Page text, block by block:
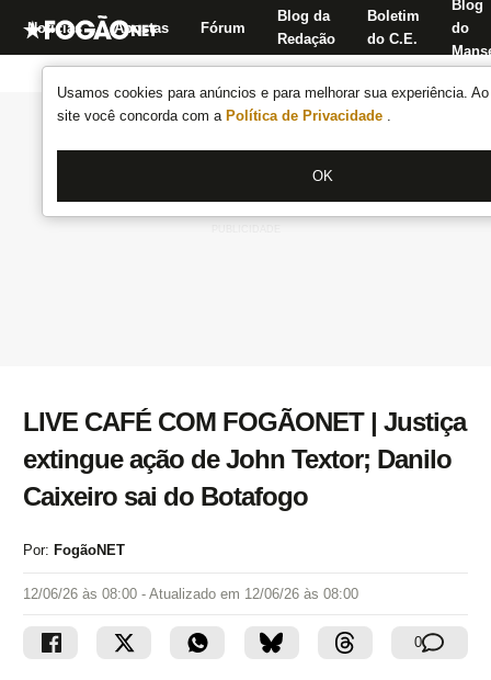
Usamos cookies para anúncios e para melhorar sua experiência.
site você concorda com a Política de Privacidade .
OK
Notícias Apostas Fórum
Blog da
Redação
Boletim
do C.E.
Blog
do
LIVE CAFÉ COM FOGÃONET | Justiça
extingue ação de John Textor; Danilo
Caixeiro sai do Botafogo
Por: FogãoNET
12/06/26 às 08:00 - Atualizado em 12/06/26 às 08:00
0